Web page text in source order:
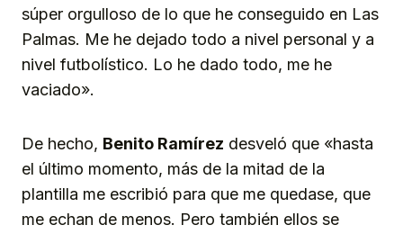
súper orgulloso de lo que he conseguido en Las
Palmas. Me he dejado todo a nivel personal y a
nivel futbolístico. Lo he dado todo, me he
vaciado».
De hecho, Benito Ramírez desveló que «hasta
el último momento, más de la mitad de la
plantilla me escribió para que me quedase, que
me echan de menos. Pero también ellos se